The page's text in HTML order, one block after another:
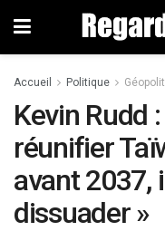
Accueil Politique
Kevin Rudd
réunifier
avant 2037,
dissuader »